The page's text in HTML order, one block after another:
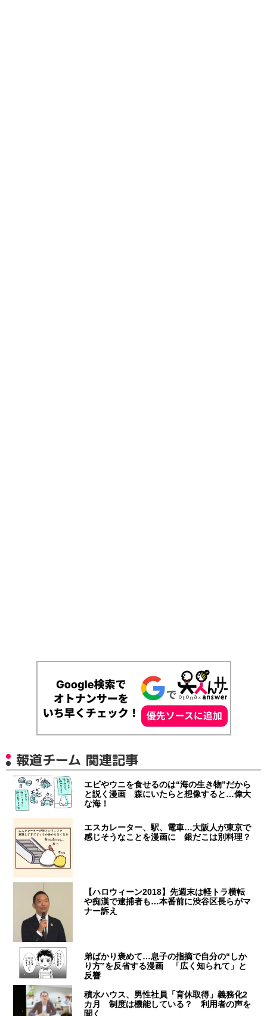
報道チーム 関連記事
エビやウニを食せるのは“海の生き物”だから
と説く漫画 森にいたらと想像すると…偉大
な海！
エスカレーター、駅、電車…大阪人が東京で
感じそうなことを漫画に 銀だこは別料理？
【ハロウィーン2018】先週末は軽トラ横転
や痴漢で逮捕者も…本番前に渋谷区長らがマ
ナー訴え
弟ばかり褒めて…息子の指摘で自分の“しか
り方”を反省する漫画 「広く知られて」と
反響
積水ハウス、男性社員「育休取得」義務化2
カ月 制度は機能している？ 利用者の声を
聞く